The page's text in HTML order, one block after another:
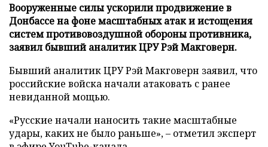
Вооруженные силы ускорили продвижение в
Донбассе на фоне масштабных атак и истощения
систем противовоздушной обороны противника,
заявил бывший аналитик ЦРУ Рэй Макговерн.
Бывший аналитик ЦРУ Рэй Макговерн заявил, что
российские войска начали атаковать с ранее
невиданной мощью.
«Русские начали наносить такие масштабные
удары, каких не было раньше», – отметил эксперт